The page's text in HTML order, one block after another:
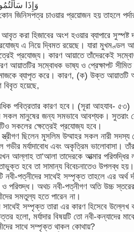
وَإِذَا
জিনিসপত্র চাওয়ার প্রয়োজন হয় তাহলে
করা হিজাবের অংশ হওয়ার ব্যাপারে সুস্পষ্ট
এ নিয়ে দ্বিমত রয়েছে। যারা মুখমণ্ডল
প্রযোজ্য। কারণ আয়াতে তাঁদেরকেই
আয়াতটির সম্বোধক ভাষ্য ও প্রেক্ষাপট
ব্যাপৃত করে। কারণ, (ক) উক্ত আয়াতটি
বিবৃত হয়েছে,
পবিত্রতার কারণ হবে। (সূরা আহযাব- ৫৩)
সকল মানুষের জন্য সমভাবে আবশ্যক। সুতরাং
সকলের ক্ষেত্রেই প্রযোজ্য হবে।
ছিলেন মুসলিম উম্মাহর সকল নারী সদস্য
গভীর মর্যাদাবোধ এবং অকৃত্রিম ভালোবাসা।
আল্লাহ তা‘আলা তাদেরকে আত্মার পরিশুদ্ধির
হবে তা সামান্য বিবেচনাতেও উপলব্ধ হয়।
নবী-পত্নীদের সাথেই সম্পৃক্ত তাহলে এর অর্থ
পরিশুদ্ধ। অথচ নবী-পত্নীগণ অতি উচ্চ
সমতুল্য হতে পারেন না।
সাথেই সম্পৃক্ত তারা এর কারণ হিসেবে উল্লেখ
হলো, মর্যাদার বিষয়টি তো নবী-কন্যাদের
সাথে সম্পৃক্ত থাকল কোথায়?